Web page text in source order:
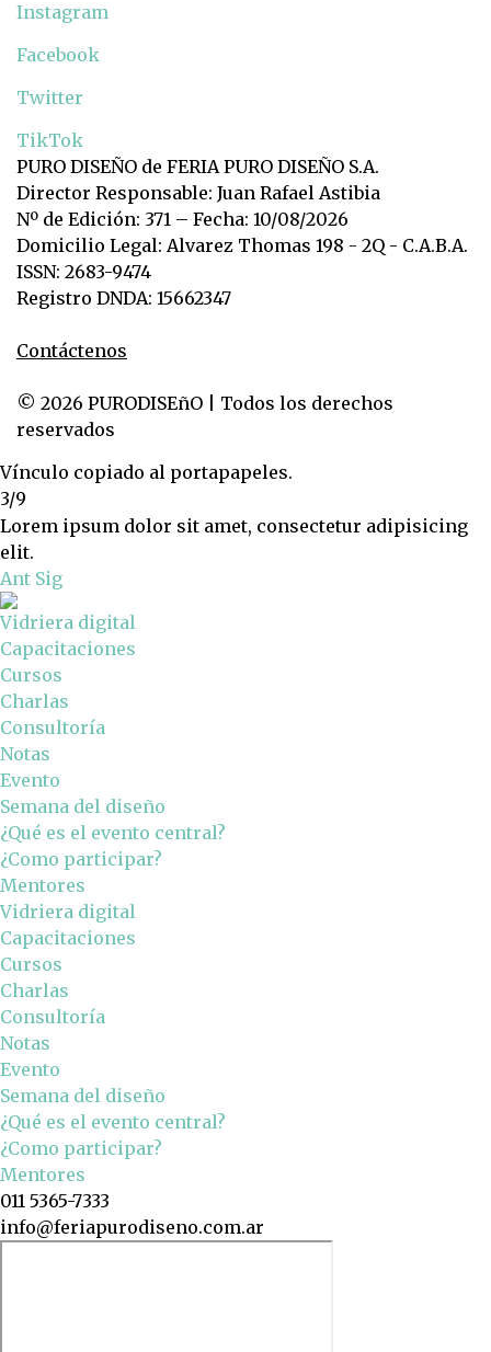
Instagram
Facebook
Twitter
TikTok
PURO DISEÑO de FERIA PURO DISEÑO S.A.
Director Responsable: Juan Rafael Astibia
Nº de Edición: 371 – Fecha: 10/08/2026
Domicilio Legal: Alvarez Thomas 198 - 2Q - C.A.B.A.
ISSN: 2683-9474
Registro DNDA: 15662347
Contáctenos
© 2026 PURODISEñO | Todos los derechos
reservados
Vínculo copiado al portapapeles.
3/9
Lorem ipsum dolor sit amet, consectetur adipisicing
elit.
Ant Sig
Vidriera digital
Capacitaciones
Cursos
Charlas
Consultoría
Notas
Evento
Semana del diseño
¿Qué es el evento central?
¿Como participar?
Mentores
Vidriera digital
Capacitaciones
Cursos
Charlas
Consultoría
Notas
Evento
Semana del diseño
¿Qué es el evento central?
¿Como participar?
Mentores
011 5365-7333
info@feriapurodiseno.com.ar